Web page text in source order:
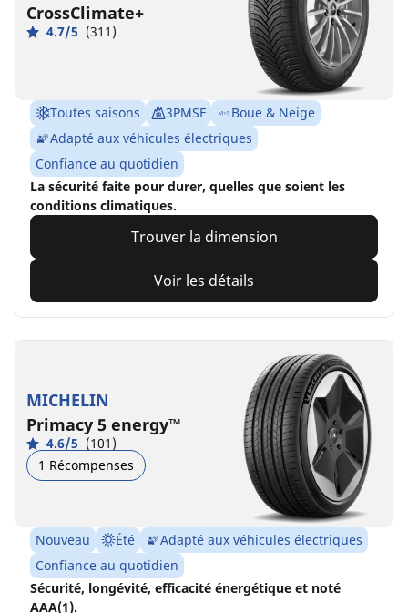
CrossClimate+
4.7/5 (311)
Toutes saisons 3PMSF
Boue & Neige
Adapté aux véhicules électriques
Confiance au quotidien
La sécurité faite pour durer, quelles que soient les
conditions climatiques.
Trouver la dimension
Voir les détails
MICHELIN
Primacy 5 energy™
4.6/5 (101)
1 Récompenses
Nouveau Été
Adapté aux véhicules électriques
Confiance au quotidien
Sécurité, longévité, efficacité énergétique et noté
AAA(1).